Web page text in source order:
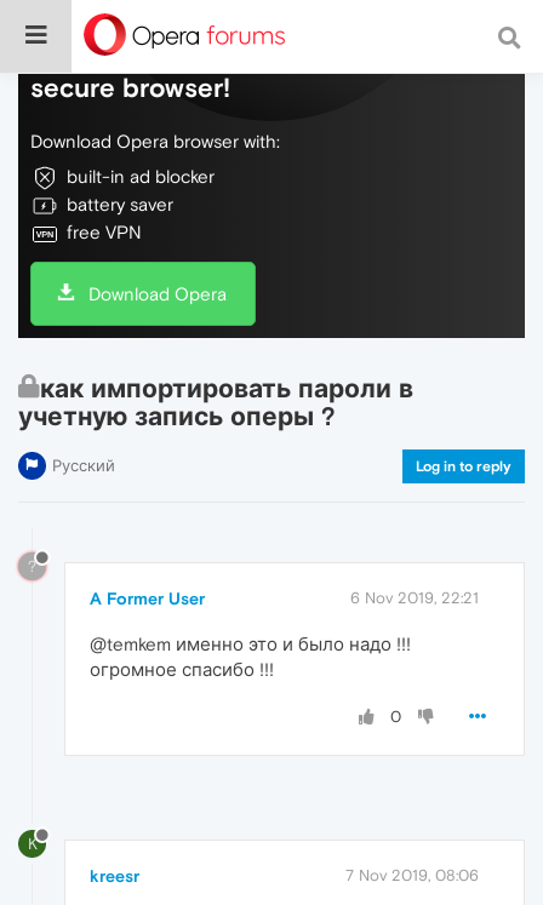
Do more on the web, with a fast and
secure browser!
Download Opera browser with:
built-in ad blocker
battery saver
free VPN
Download Opera
как импортировать пароли в
учетную запись оперы ?
Русский Log in to reply
?
A Former User 6 Nov 2019, 22:21
@temkem именно это и было надо !!!
огромное спасибо !!!
0
K
kreesr 7 Nov 2019, 08:06